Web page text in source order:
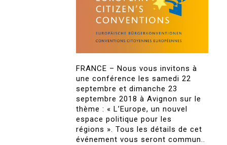
FRANCE – Nous vous invitons à
une conférence les samedi 22
septembre et dimanche 23
septembre 2018 à Avignon sur le
thème : « L’Europe, un nouvel
espace politique pour les
régions ». Tous les détails de cet
événement vous seront commun..